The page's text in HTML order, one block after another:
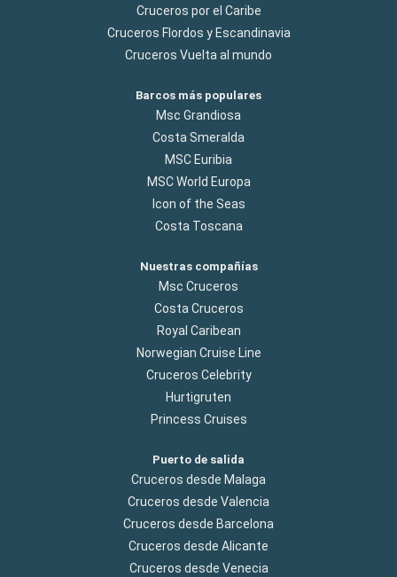
Cruceros por el Caribe
Cruceros Flordos y Escandinavia
Cruceros Vuelta al mundo
Barcos más populares
Msc Grandiosa
Costa Smeralda
MSC Euribia
MSC World Europa
Icon of the Seas
Costa Toscana
Nuestras compañías
Msc Cruceros
Costa Cruceros
Royal Caribean
Norwegian Cruise Line
Cruceros Celebrity
Hurtigruten
Princess Cruises
Puerto de salida
Cruceros desde Malaga
Cruceros desde Valencia
Cruceros desde Barcelona
Cruceros desde Alicante
Cruceros desde Venecia